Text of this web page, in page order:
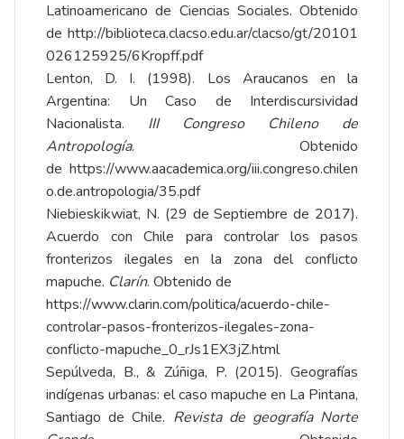
Latinoamericano de Ciencias Sociales. Obtenido
de http://biblioteca.clacso.edu.ar/clacso/gt/20101
026125925/6Kropff.pdf
Lenton, D. I. (1998). Los Araucanos en la
Argentina: Un Caso de Interdiscursividad
Nacionalista. III Congreso Chileno de
Antropología. Obtenido
de https://www.aacademica.org/iii.congreso.chilen
o.de.antropologia/35.pdf
Niebieskikwiat, N. (29 de Septiembre de 2017).
Acuerdo con Chile para controlar los pasos
fronterizos ilegales en la zona del conflicto
mapuche. Clarín. Obtenido de
https://www.clarin.com/politica/acuerdo-chile-
controlar-pasos-fronterizos-ilegales-zona-
conflicto-mapuche_0_rJs1EX3jZ.html
Sepúlveda, B., & Zúñiga, P. (2015). Geografías
indígenas urbanas: el caso mapuche en La Pintana,
Santiago de Chile. Revista de geografía Norte